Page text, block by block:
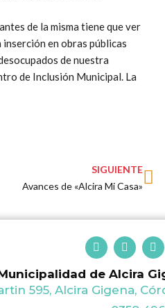
de la misma tiene que ver
en obras públicas
de nuestra
de Inclusión Municipal. La
SIGUIENTE
Avances de «Alcira Mi Casa»
F
a
c
e
b
o
T
w
i
t
t
e
I
n
s
t
a
g
de Alcira
595, Alcira Gigena,